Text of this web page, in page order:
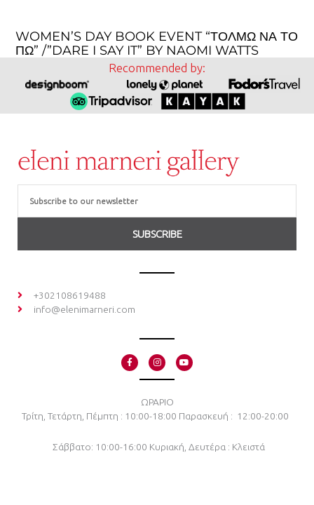
WOMEN’S DAY BOOK EVENT “ΤΟΛΜΏ ΝΑ ΤΟ
ΠΏ” /”DARE I SAY IT” BY NAOMI WATTS
Recommended by:
SUBSCRIBE
+302108619488
info@elenimarneri.com
F
a
k
I
n
t
g
r
a
Y
o
ΩΡΑΡΙΟ
Τρίτη, Τετάρτη, Πέμπτη : 10:00-18:00 Παρασκευή : 12:00-20:00
Σάββατο: 10:00-16:00 Κυριακή, Δευτέρα : Κλειστά